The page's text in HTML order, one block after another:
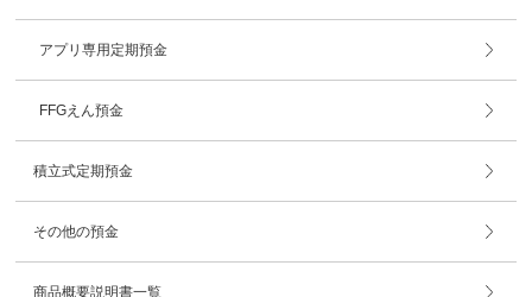
アプリ専用定期預金
FFGえん預金​
積立式定期預金
その他の預金
商品概要説明書一覧